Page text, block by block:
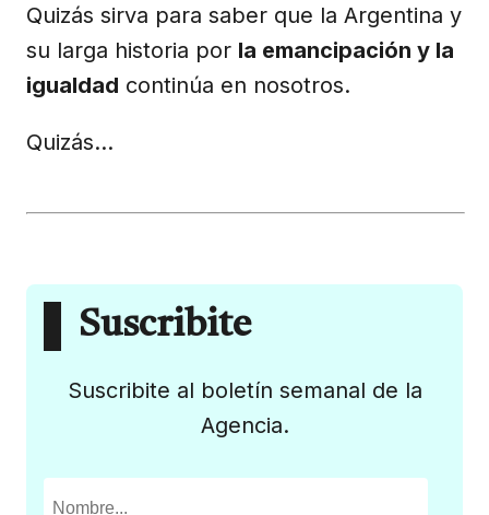
Quizás sirva para saber que la Argentina y
su larga historia por la emancipación y la
igualdad continúa en nosotros.
Quizás…
Suscribite
Suscribite al boletín semanal de la
Agencia.